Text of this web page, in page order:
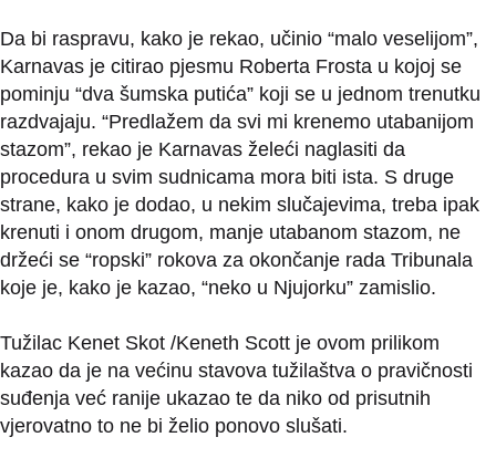
Da bi raspravu, kako je rekao, učinio “malo veselijom”,
Karnavas je citirao pjesmu Roberta Frosta u kojoj se
pominju “dva šumska putića” koji se u jednom trenutku
razdvajaju. “Predlažem da svi mi krenemo utabanijom
stazom”, rekao je Karnavas želeći naglasiti da
procedura u svim sudnicama mora biti ista. S druge
strane, kako je dodao, u nekim slučajevima, treba ipak
krenuti i onom drugom, manje utabanom stazom, ne
držeći se “ropski” rokova za okončanje rada Tribunala
koje je, kako je kazao, “neko u Njujorku” zamislio.
Tužilac Kenet Skot /Keneth Scott je ovom prilikom
kazao da je na većinu stavova tužilaštva o pravičnosti
suđenja već ranije ukazao te da niko od prisutnih
vjerovatno to ne bi želio ponovo slušati.